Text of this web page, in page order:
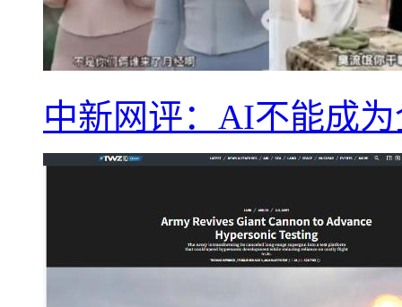
中新网评：AI不能成